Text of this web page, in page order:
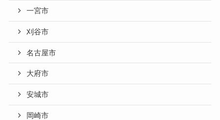
一宮市
刈谷市
名古屋市
大府市
安城市
岡崎市